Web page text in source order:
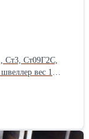
, Ст3, Ст09Г2С,
вес 1
в розницу ,
м , 12 м , 6 м,
Купить
12 мм, арматура